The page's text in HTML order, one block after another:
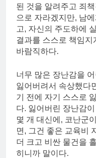
된 것을 알려주고 죄
으로 자라겠지만, 남
고, 자신의 주도하에
결과를 스스로 책임지
바람직하다.
너무 많은 장난감을
잃어버려서 속상했다
기 전에 자기 스스로
다. 잃어버린 장난감
몇 개 대신에, 코난군
면, 그건 좋은 교육비
더 크고 비싼 물건을
히니까 말이다.